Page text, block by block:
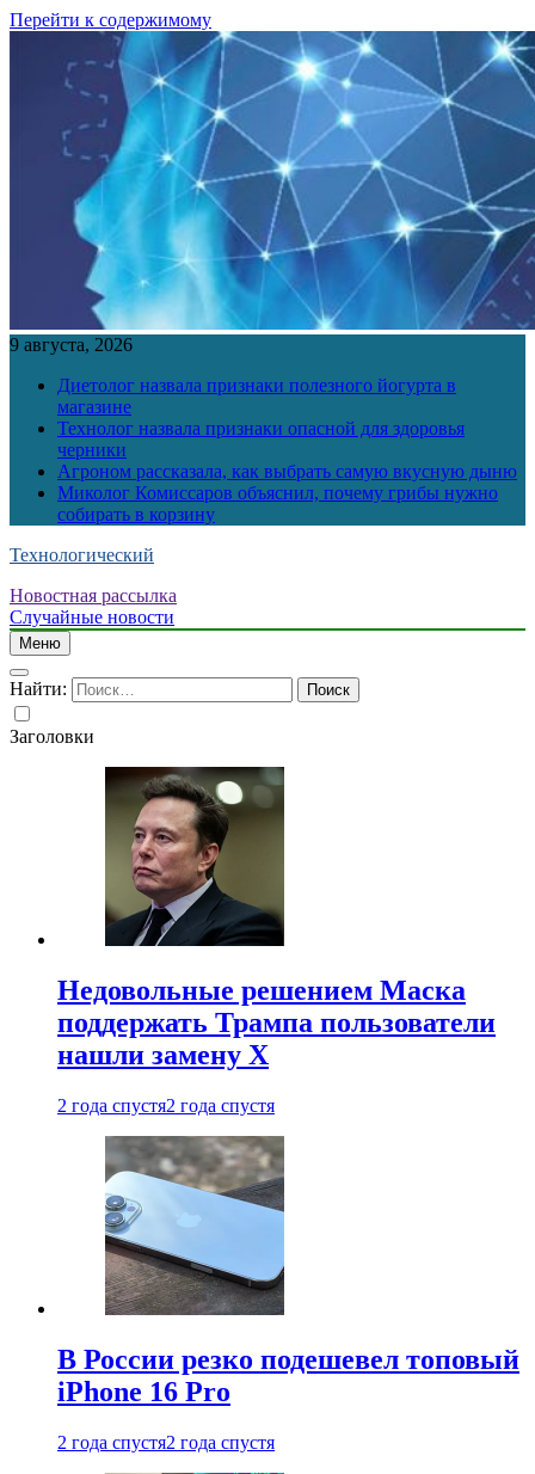
Перейти к содержимому
9 августа, 2026
Диетолог назвала признаки полезного йогурта в
магазине
Технолог назвала признаки опасной для здоровья
черники
Агроном рассказала, как выбрать самую вкусную дыню
Миколог Комиссаров объяснил, почему грибы нужно
собирать в корзину
Технологический
Новостная рассылка
Случайные новости
Меню
Найти:
Заголовки
Недовольные решением Маска
поддержать Трампа пользователи
нашли замену X
2 года спустя2 года спустя
В России резко подешевел топовый
iPhone 16 Pro
2 года спустя2 года спустя